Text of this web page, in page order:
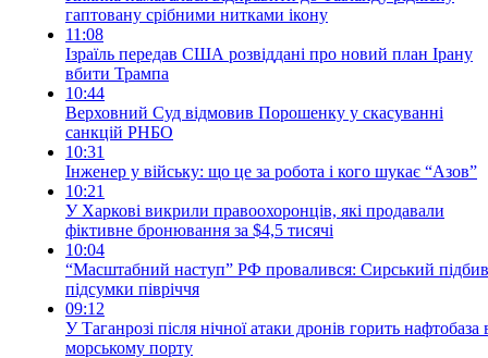
гаптовану срібними нитками ікону
11:08
Ізраїль передав США розвіддані про новий план Ірану
вбити Трампа
10:44
Верховний Суд відмовив Порошенку у скасуванні
санкцій РНБО
10:31
Інженер у війську: що це за робота і кого шукає “Азов”
10:21
У Харкові викрили правоохоронців, які продавали
фіктивне бронювання за $4,5 тисячі
10:04
“Масштабний наступ” РФ провалився: Сирський підбив
підсумки півріччя
09:12
У Таганрозі після нічної атаки дронів горить нафтобаза
морському порту